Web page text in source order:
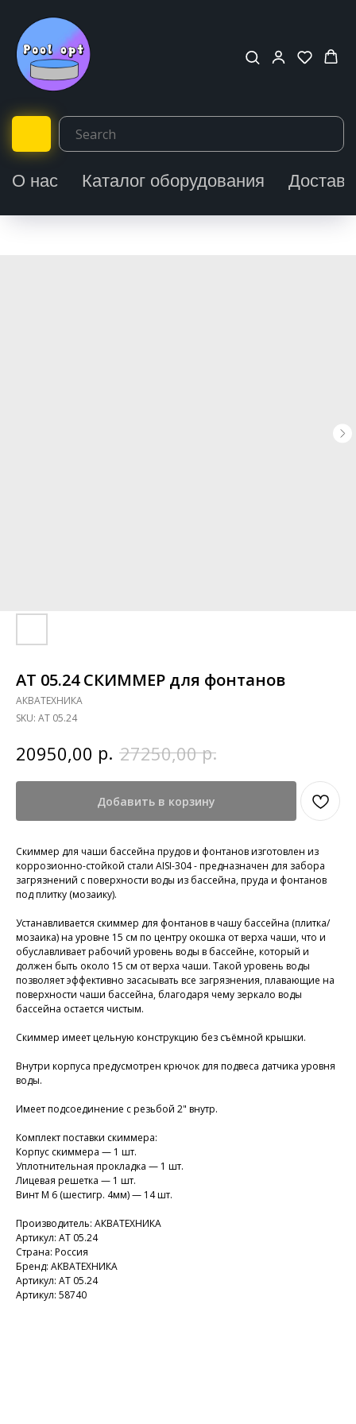
О нас Каталог оборудования
АТ 05.24 СКИММЕР для фонтанов
АКВАТЕХНИКА
SKU: АТ 05.24
20950,00 р. 27250,00 р.
Добавить в корзину
Скиммер для чаши бассейна прудов и фонтанов изготовлен из
коррозионно-стойкой стали AISI-304 - предназначен для забора
загрязнений с поверхности воды из бассейна, пруда и фонтанов
под плитку (мозаику).
Устанавливается скиммер для фонтанов в чашу бассейна (плитка/
мозаика) на уровне 15 см по центру окошка от верха чаши, что и
обуславливает рабочий уровень воды в бассейне, который и
должен быть около 15 см от верха чаши. Такой уровень воды
позволяет эффективно засасывать все загрязнения, плавающие на
поверхности чаши бассейна, благодаря чему зеркало воды
бассейна остается чистым.
Скиммер имеет цельную конструкцию без съёмной крышки.
Внутри корпуса предусмотрен крючок для подвеса датчика уровня
воды.
Имеет подсоединение с резьбой 2" внутр.
Комплект поставки скиммера:
Корпус скиммера — 1 шт.
Уплотнительная прокладка — 1 шт.
Лицевая решетка — 1 шт.
Винт М 6 (шестигр. 4мм) — 14 шт.
Производитель: АКВАТЕХНИКА
Артикул: АТ 05.24
Страна: Россия
Бренд: АКВАТЕХНИКА
Артикул: АТ 05.24
Артикул: 58740